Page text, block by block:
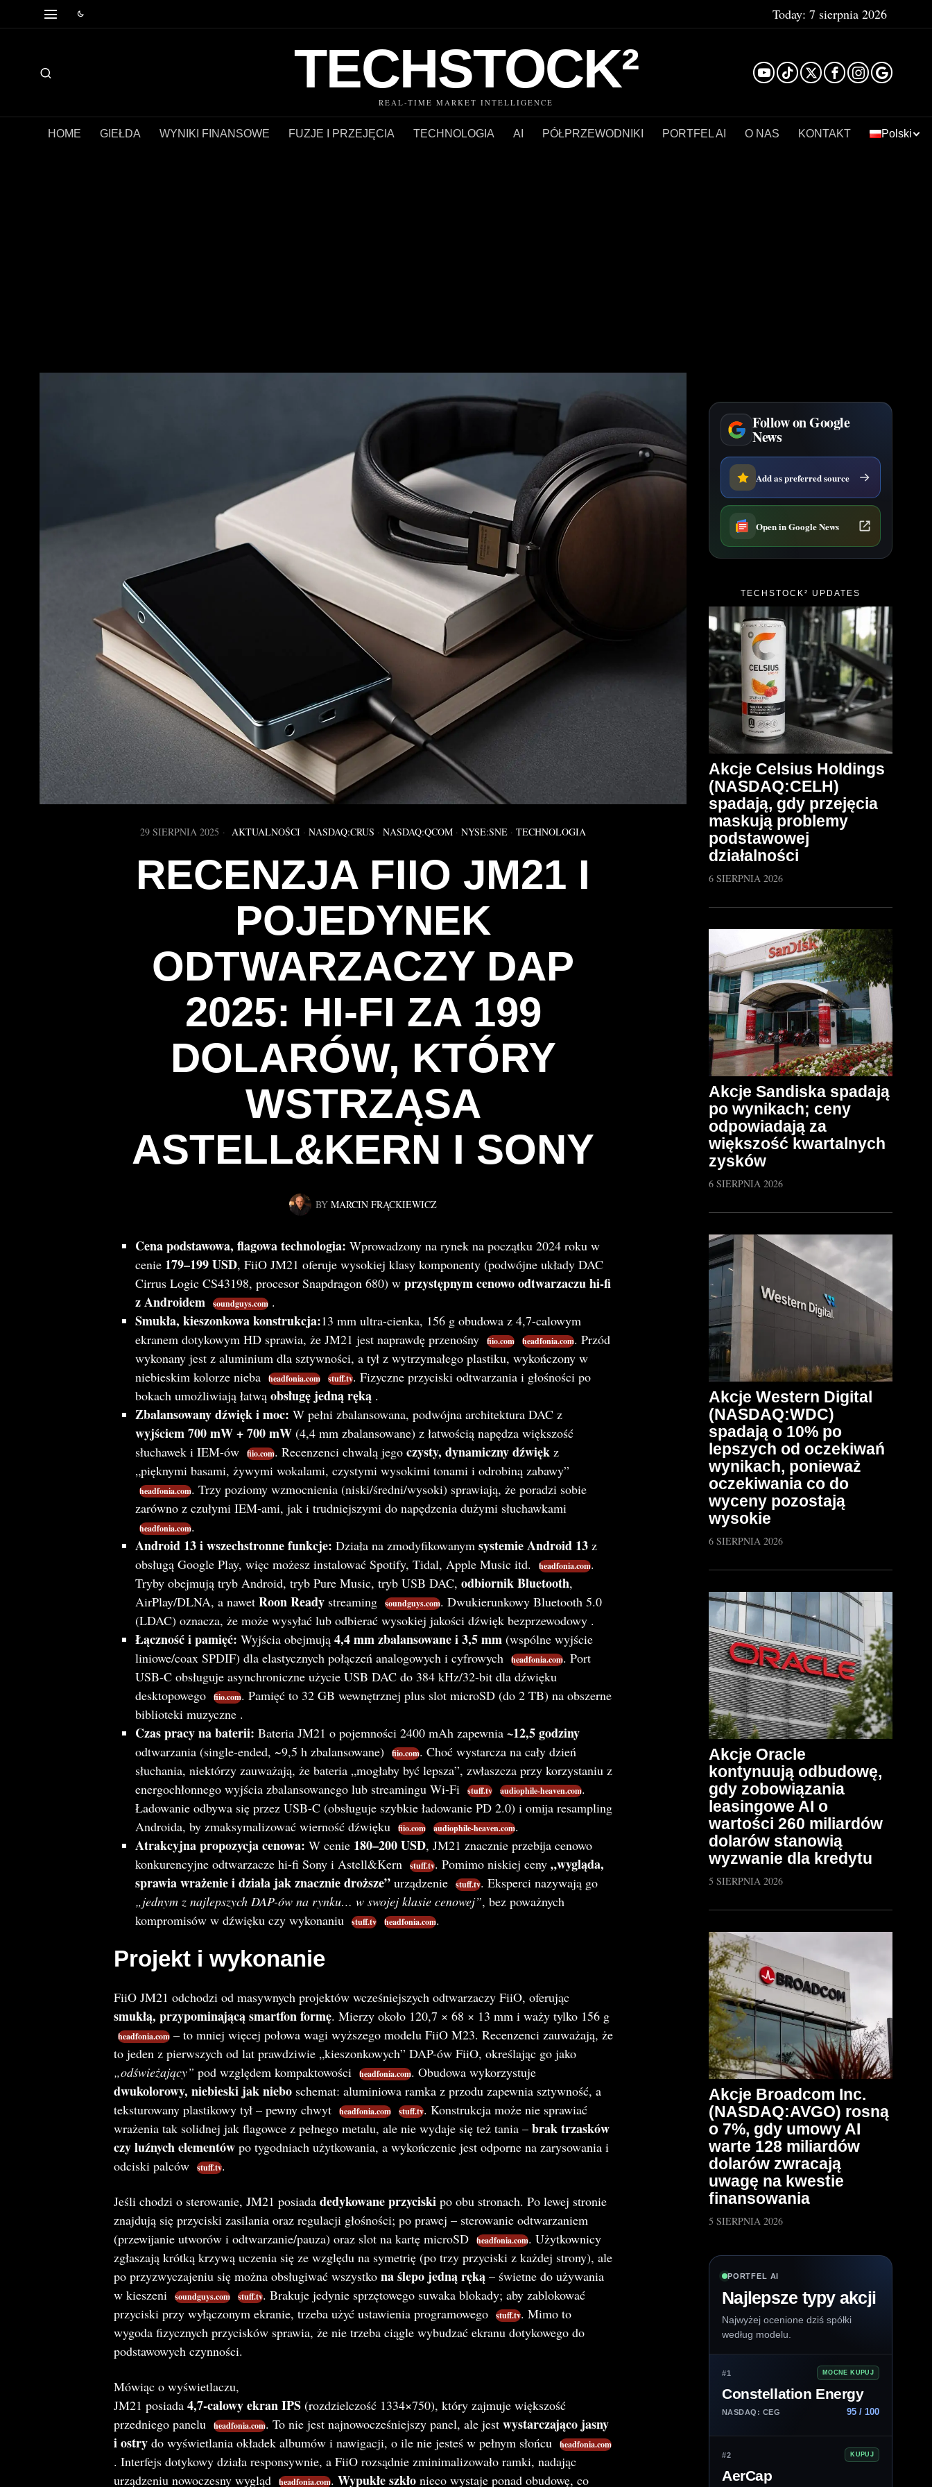
Today: 7 sierpnia 2026
TECHSTOCK²
REAL-TIME MARKET INTELLIGENCE
HOME GIEŁDA WYNIKI FINANSOWE FUZJE I PRZEJĘCIA TECHNOLOGIA AI PÓŁPRZEWODNIKI PORTFEL AI O NAS KONTAKT Polski
29 SIERPNIA 2025 AKTUALNOŚCI · NASDAQ:CRUS · NASDAQ:QCOM · NYSE:SNE · TECHNOLOGIA
RECENZJA FIIO JM21 I
POJEDYNEK
ODTWARZACZY DAP
2025: HI‑FI ZA 199
DOLARÓW, KTÓRY
WSTRZĄSA
ASTELL&KERN I SONY
BY MARCIN FRĄCKIEWICZ
Cena podstawowa, flagowa technologia: Wprowadzony na rynek na początku 2024 roku w
cenie 179–199 USD, FiiO JM21 oferuje wysokiej klasy komponenty (podwójne układy DAC
Cirrus Logic CS43198, procesor Snapdragon 680) w przystępnym cenowo odtwarzaczu hi-fi
z Androidem
soundguys.com .
Smukła, kieszonkowa konstrukcja:13 mm ultra-cienka, 156 g obudowa z 4,7-calowym
ekranem dotykowym HD sprawia, że JM21 jest naprawdę przenośny
fiio.com headfonia.com. Przód
wykonany jest z aluminium dla sztywności, a tył z wytrzymałego plastiku, wykończony w
niebieskim kolorze nieba
headfonia.com stuff.tv. Fizyczne przyciski odtwarzania i głośności po
bokach umożliwiają łatwą obsługę jedną ręką .
Zbalansowany dźwięk i moc: W pełni zbalansowana, podwójna architektura DAC z
wyjściem 700 mW + 700 mW (4,4 mm zbalansowane) z łatwością napędza większość
słuchawek i IEM-ów
fiio.com. Recenzenci chwalą jego czysty, dynamiczny dźwięk z
„pięknymi basami, żywymi wokalami, czystymi wysokimi tonami i odrobiną zabawy”
headfonia.com. Trzy poziomy wzmocnienia (niski/średni/wysoki) sprawiają, że poradzi sobie
zarówno z czułymi IEM-ami, jak i trudniejszymi do napędzenia dużymi słuchawkami
headfonia.com.
Android 13 i wszechstronne funkcje: Działa na zmodyfikowanym systemie Android 13 z
obsługą Google Play, więc możesz instalować Spotify, Tidal, Apple Music itd.
headfonia.com.
Tryby obejmują tryb Android, tryb Pure Music, tryb USB DAC, odbiornik Bluetooth,
AirPlay/DLNA, a nawet Roon Ready streaming soundguys.com. Dwukierunkowy Bluetooth 5.0
(LDAC) oznacza, że może wysyłać lub odbierać wysokiej jakości dźwięk bezprzewodowy .
Łączność i pamięć: Wyjścia obejmują 4,4 mm zbalansowane i 3,5 mm (wspólne wyjście
liniowe/coax SPDIF) dla elastycznych połączeń analogowych i cyfrowych
headfonia.com. Port
USB-C obsługuje asynchroniczne użycie USB DAC do 384 kHz/32-bit dla dźwięku
desktopowego
fiio.com. Pamięć to 32 GB wewnętrznej plus slot microSD (do 2 TB) na obszerne
biblioteki muzyczne .
Czas pracy na baterii: Bateria JM21 o pojemności 2400 mAh zapewnia ~12,5 godziny
odtwarzania (single-ended, ~9,5 h zbalansowane) fiio.com. Choć wystarcza na cały dzień
słuchania, niektórzy zauważają, że bateria „mogłaby być lepsza”, zwłaszcza przy korzystaniu z
energochłonnego wyjścia zbalansowanego lub streamingu Wi-Fi
stuff.tv audiophile-heaven.com.
Ładowanie odbywa się przez USB-C (obsługuje szybkie ładowanie PD 2.0) i omija resampling
Androida, by zmaksymalizować wierność dźwięku
fiio.com audiophile-heaven.com.
Atrakcyjna propozycja cenowa: W cenie 180–200 USD, JM21 znacznie przebija cenowo
konkurencyjne odtwarzacze hi-fi Sony i Astell&Kern
stuff.tv. Pomimo niskiej ceny „wygląda,
sprawia wrażenie i działa jak znacznie droższe” urządzenie stuff.tv. Eksperci nazywają go
„jednym z najlepszych DAP-ów na rynku… w swojej klasie cenowej”, bez poważnych
kompromisów w dźwięku czy wykonaniu
stuff.tv headfonia.com.
Projekt i wykonanie
FiiO JM21 odchodzi od masywnych projektów wcześniejszych odtwarzaczy FiiO, oferując
smukłą, przypominającą smartfon formę. Mierzy około 120,7 × 68 × 13 mm i waży tylko 156 g
headfonia.com– to mniej więcej połowa wagi wyższego modelu FiiO M23. Recenzenci zauważają, że
to jeden z pierwszych od lat prawdziwie „kieszonkowych” DAP-ów FiiO, określając go jako
„odświeżający” pod względem kompaktowości headfonia.com. Obudowa wykorzystuje
dwukolorowy, niebieski jak nieboschemat: aluminiowa ramka z przodu zapewnia sztywność, a
teksturowany plastikowy tył – pewny chwyt
headfonia.com stuff.tv. Konstrukcja może nie sprawiać
wrażenia tak solidnej jak flagowce z pełnego metalu, ale nie wydaje się też tania – brak trzasków
czy luźnych elementówpo tygodniach użytkowania, a wykończenie jest odporne na zarysowania i
odciski palców
stuff.tv.
Jeśli chodzi o sterowanie, JM21 posiada dedykowane przyciskipo obu stronach. Po lewej stronie
znajdują się przyciski zasilania oraz regulacji głośności; po prawej – sterowanie odtwarzaniem
(przewijanie utworów i odtwarzanie/pauza) oraz slot na kartę microSD
headfonia.com. Użytkownicy
zgłaszają krótką krzywą uczenia się ze względu na symetrię (po trzy przyciski z każdej strony), ale
po przyzwyczajeniu się można obsługiwać wszystko na ślepo jedną ręką– świetne do używania
w kieszeni
soundguys.com stuff.tv. Brakuje jedynie sprzętowego suwaka blokady; aby zablokować
przyciski przy wyłączonym ekranie, trzeba użyć ustawienia programowego
stuff.tv. Mimo to
wygoda fizycznych przycisków sprawia, że nie trzeba ciągle wybudzać ekranu dotykowego do
podstawowych czynności.
Mówiąc o wyświetlaczu,
JM21 posiada 4,7-calowy ekran IPS(rozdzielczość 1334×750), który zajmuje większość
przedniego panelu
headfonia.com. To nie jest najnowocześniejszy panel, ale jest wystarczająco jasny
i ostrydo wyświetlania okładek albumów i nawigacji, o ile nie jesteś w pełnym słońcu headfonia.com
. Interfejs dotykowy działa responsywnie, a FiiO rozsądnie zminimalizowało ramki, nadając
urządzeniu nowoczesny wygląd
headfonia.com. Wypukłe szkłonieco wystaje ponad obudowę, co
Follow on Google
News
Add as preferred source
Open in Google News
TECHSTOCK² UPDATES
Akcje Celsius Holdings
(NASDAQ:CELH)
spadają, gdy przejęcia
maskują problemy
podstawowej
działalności
6 SIERPNIA 2026
Akcje Sandiska spadają
po wynikach; ceny
odpowiadają za
większość kwartalnych
zysków
6 SIERPNIA 2026
Akcje Western Digital
(NASDAQ:WDC)
spadają o 10% po
lepszych od oczekiwań
wynikach, ponieważ
oczekiwania co do
wyceny pozostają
wysokie
6 SIERPNIA 2026
Akcje Oracle
kontynuują odbudowę,
gdy zobowiązania
leasingowe AI o
wartości 260 miliardów
dolarów stanowią
wyzwanie dla kredytu
5 SIERPNIA 2026
Akcje Broadcom Inc.
(NASDAQ:AVGO) rosną
o 7%, gdy umowy AI
warte 128 miliardów
dolarów zwracają
uwagę na kwestie
finansowania
5 SIERPNIA 2026
PORTFEL AI
Najlepsze typy akcji
Najwyżej ocenione dziś spółki
według modelu.
#1 MOCNE KUPUJ
Constellation Energy
NASDAQ: CEG 95 / 100
#2 KUPUJ
AerCap